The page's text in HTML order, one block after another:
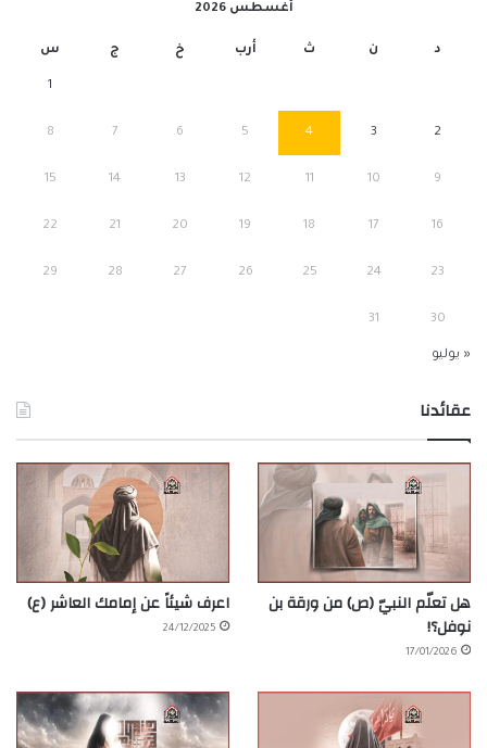
أغسطس 2026
د ن ث أرب خ ج س
1
2
3
4
5
6
7
8
9
10
11
12
13
14
15
16
17
18
19
20
21
22
23
24
25
26
27
28
29
30
31
« يوليو
عقائدنا
هل تعلّم النبيّ (ص) من ورقة بن
نوفل؟!
17/01/2026
اعرف شيئاً عن إمامك العاشر (ع)
24/12/2025